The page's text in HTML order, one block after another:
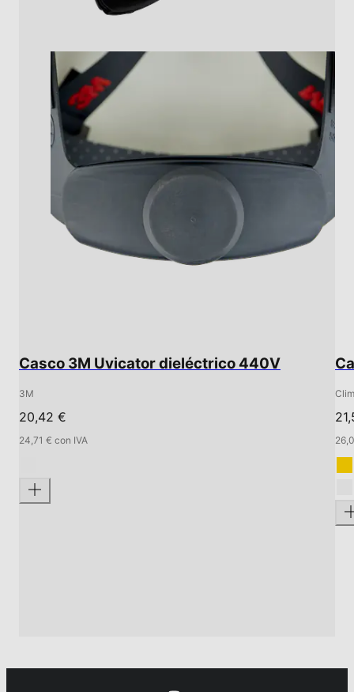
Casco 3M Uvicator dieléctrico 440V
3M
20,42 €
24,71 € con IVA